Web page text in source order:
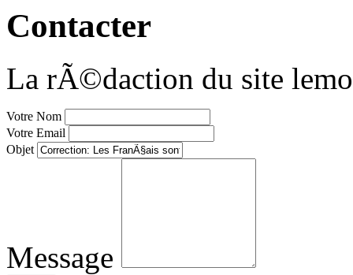
Contacter
La rÃ©daction du site
Votre Nom
Votre Email
Objet
Message